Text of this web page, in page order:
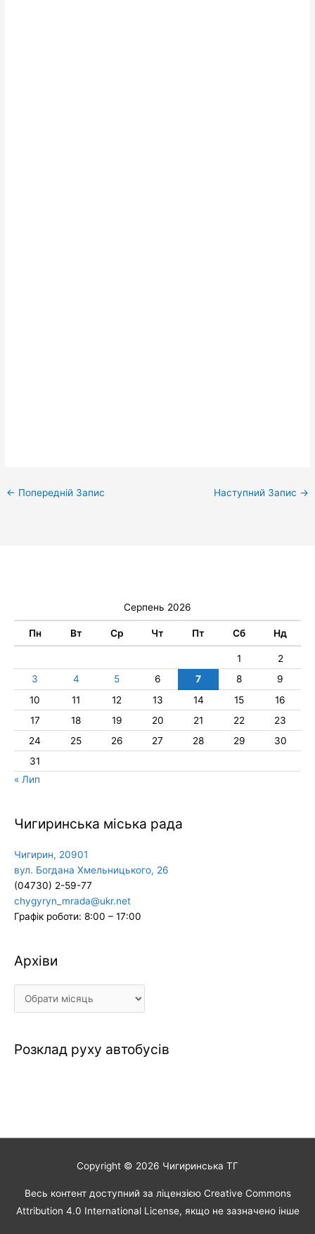
← Попередній Запис Наступний Запис →
Серпень 2026
Пн Вт Ср Чт Пт Сб Нд
1
2
3
4 5 6 7 8
9
10
11 12 13 14 15
16
17
18 19 20 21 22
23
24
25 26 27 28 29
30
31
« Лип
Чигиринська міська рада
Чигирин, 20901
вул. Богдана Хмельницького, 26
(04730) 2-59-77
chygyryn_mrada@ukr.net
Графік роботи: 8:00 – 17:00
Архіви
Архіви
Розклад руху автобусів
Copyright © 2026 Чигиринська ТГ
Весь контент доступний за ліцензією Creative Commons
Attribution 4.0 International License, якщо не зазначено інше